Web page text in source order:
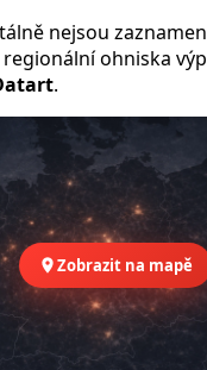
nejsou
ohniska
.
Zobrazit na mapě